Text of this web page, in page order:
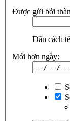
Được gửi bởi
Dãn cách
Mới hơn ngày: